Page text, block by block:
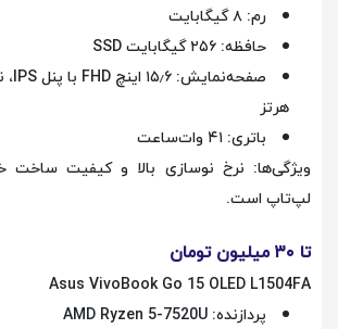
رم: ۸ گیگابایت
حافظه: ۲۵۶ گیگابایت SSD
هرتز
باتری: ۴۱ وات‌ساعت
ویژگی‌ها: نرخ نوسازی بالا و کیفیت ساخت
لپ‌تاپ است.
تا ۳۰ میلیون تومان
Asus VivoBook Go 15 OLED L1504FA
پردازنده: AMD Ryzen 5-7520U